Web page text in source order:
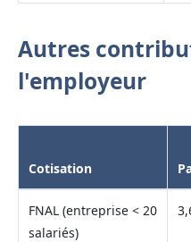
Autres
l'employeur
Cotisation
FNAL (entreprise < 20
salariés)